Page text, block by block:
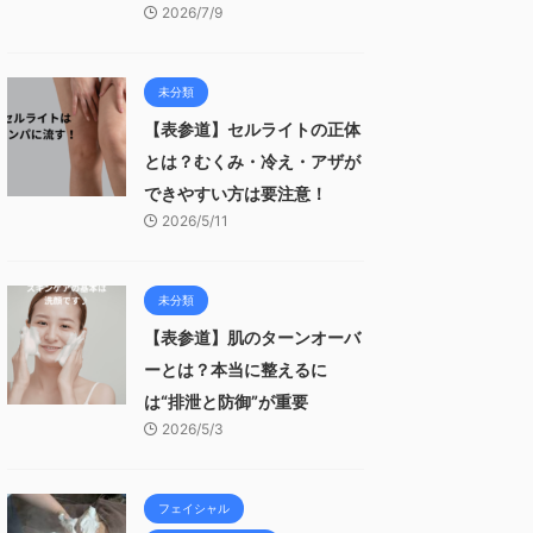
2026/7/9
未分類
【表参道】セルライトの正体
とは？むくみ・冷え・アザが
できやすい方は要注意！
2026/5/11
未分類
【表参道】肌のターンオーバ
ーとは？本当に整えるに
は“排泄と防御”が重要
2026/5/3
フェイシャル